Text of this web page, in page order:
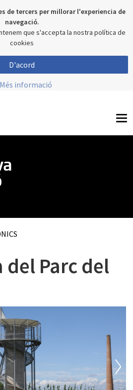
de tercers per millorar l'experiencia de
navegació.
que s'accepta la nostra política de
cookies
D'acord
Més informació
del Parc del
Next